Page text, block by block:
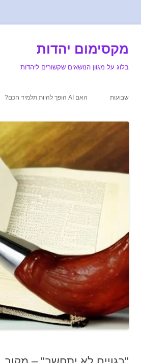
מקסימום יהדות
בלוג על מגוון הנושאים שקשורים ליהדות
שבועות האם AI הופך להיות תלמיד חכם?